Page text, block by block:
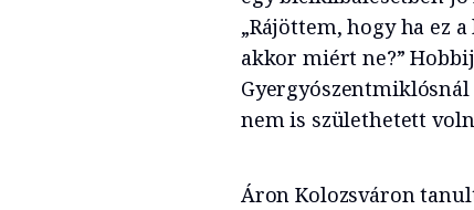
„Rájöttem, hogy ha ez
akkor miért ne?”
nem is születhetett
Áron Kolozsváron